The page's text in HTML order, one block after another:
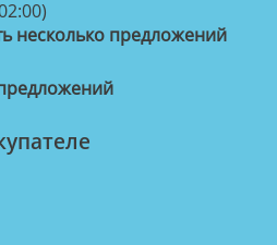
несколько предложений